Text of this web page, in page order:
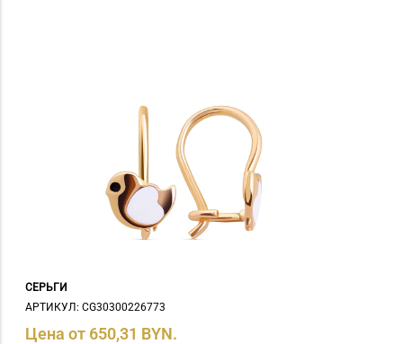
СЕРЬГИ
АРТИКУЛ: СG30300226773
Цена от 650,31 BYN.